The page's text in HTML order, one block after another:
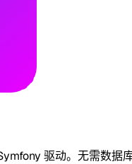
驱动。无需数据